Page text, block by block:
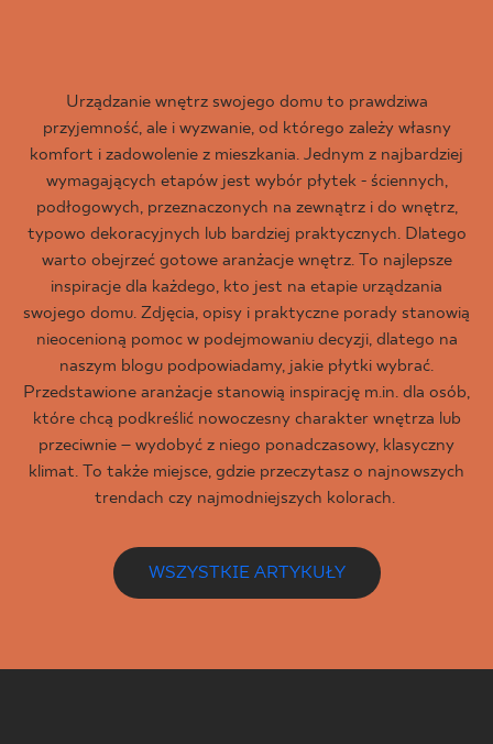
Urządzanie wnętrz swojego domu to prawdziwa
przyjemność, ale i wyzwanie, od którego zależy własny
komfort i zadowolenie z mieszkania. Jednym z najbardziej
wymagających etapów jest wybór płytek - ściennych,
podłogowych, przeznaczonych na zewnątrz i do wnętrz,
typowo dekoracyjnych lub bardziej praktycznych. Dlatego
warto obejrzeć gotowe aranżacje wnętrz. To najlepsze
inspiracje dla każdego, kto jest na etapie urządzania
swojego domu. Zdjęcia, opisy i praktyczne porady stanowią
nieocenioną pomoc w podejmowaniu decyzji, dlatego na
naszym blogu podpowiadamy, jakie płytki wybrać.
Przedstawione aranżacje stanowią inspirację m.in. dla osób,
które chcą podkreślić nowoczesny charakter wnętrza lub
przeciwnie – wydobyć z niego ponadczasowy, klasyczny
klimat. To także miejsce, gdzie przeczytasz o najnowszych
trendach czy najmodniejszych kolorach.
WSZYSTKIE ARTYKUŁY